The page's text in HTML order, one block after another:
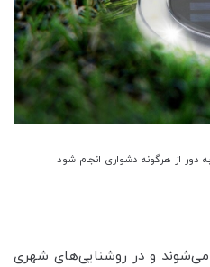
دور از هرگونه دشواری انجام شود
و در روشنایی‌های شهری